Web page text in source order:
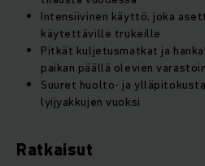
Intensiivinen käyttö, joka
käytettäville trukeille
Pitkät kuljetusmatkat ja
paikan päällä olevien
Suuret huolto- ja
lyijyakkujen vuoksi
Ratkaisut